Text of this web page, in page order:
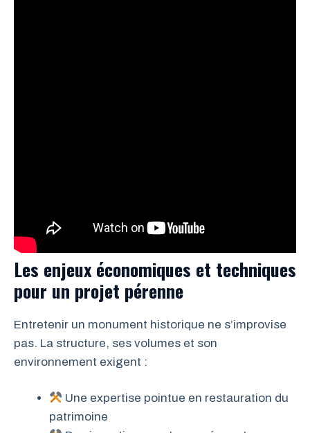
Les enjeux économiques et techniques
pour un projet pérenne
Entretenir un monument historique ne s’improvise
pas. La structure, ses volumes et son
environnement exigent :
Une expertise pointue en restauration du
patrimoine